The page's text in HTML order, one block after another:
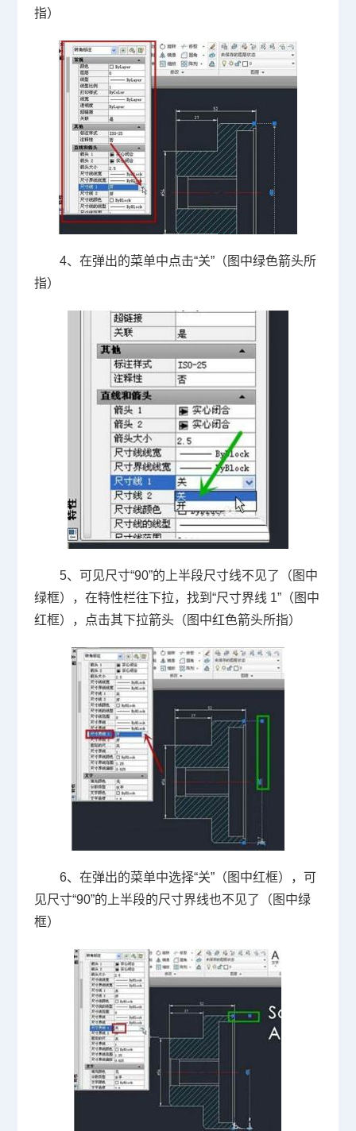
指）
4、在弹出的菜单中点击“关”（图中绿色箭头所
指）
5、可见尺寸“90”的上半段尺寸线不见了（图中
绿框），在特性栏往下拉，找到“尺寸界线1”（图中
红框），点击其下拉箭头（图中红色箭头所指）
6、在弹出的菜单中选择“关”（图中红框），可
见尺寸“90”的上半段的尺寸界线也不见了（图中绿
框）